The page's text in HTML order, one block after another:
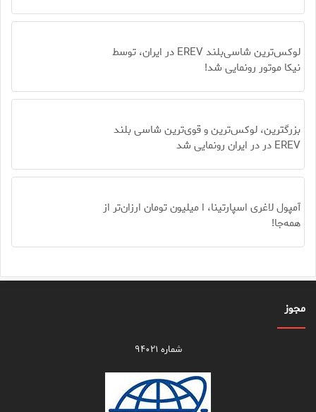
لوکس‌ترین شاسی‌بلند EREV در ایران، توسط
نیکا موتور رونمایی شد!
بزرگترین، لوکس‌ترین و قوی‌ترین شاسی بلند
EREV در در ایران رونمایی شد
آمپول لاغری اسپارتینا، ا میلیون تومان ارزان‌تر از
همه‌جا!
مجوز
شماره ۹۴۰۲۱